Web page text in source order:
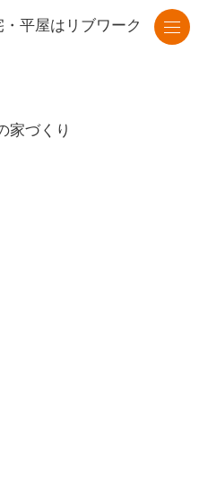
平屋はリブワーク
家づくり